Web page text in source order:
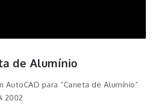
de Alumínio
AutoCAD para “Caneta de Alumínio”
2002